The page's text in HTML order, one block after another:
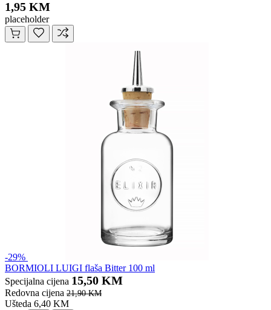
1,95 KM
placeholder
-29%
BORMIOLI LUIGI flaša Bitter 100 ml
Specijalna cijena 15,50 KM
Redovna cijena 21,90 KM
Ušteda 6,40 KM